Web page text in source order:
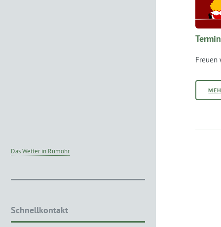
Freuen
Das Wetter in Rumohr
Schnellkontakt